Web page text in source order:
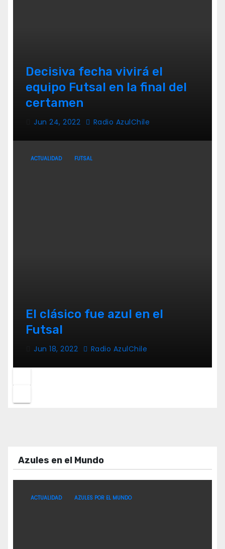
Decisiva fecha vivirá el
equipo Futsal en la final del
certamen
Jun 24, 2022 Radio AzulChile
ACTUALIDAD FUTSAL
El clásico fue azul en el
Futsal
Jun 18, 2022 Radio AzulChile
Azules en el Mundo
ACTUALIDAD AZULES POR EL MUNDO